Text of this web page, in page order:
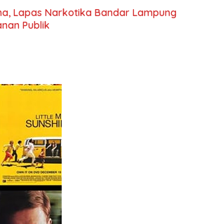
Lapas Narkotika Bandar Lampung
Publik